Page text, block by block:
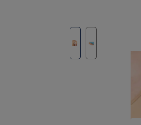
Bildergalerie überspringen